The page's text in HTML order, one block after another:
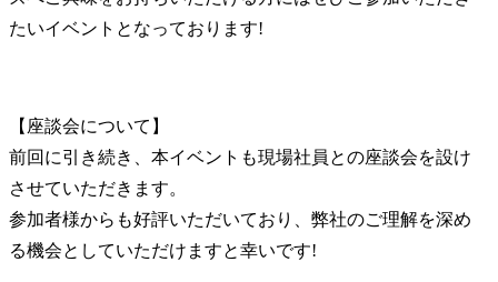
たいイベントとなっております!
【座談会について】
前回に引き続き、本イベントも現場社員との座談会を設け
させていただきます。
参加者様からも好評いただいており、弊社のご理解を深め
る機会としていただけますと幸いです!